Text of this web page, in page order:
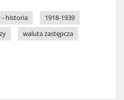
- historia
1918-1939
waluta zastępcza